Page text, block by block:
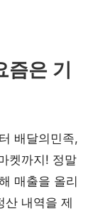
즘은 기
배달의민족,
켓까지! 정말
매출을 올리
산 내역을 제